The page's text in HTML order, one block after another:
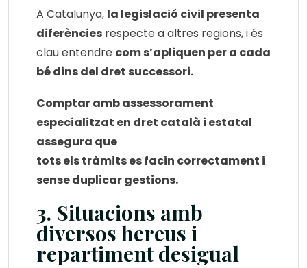
A Catalunya, la legislació civil presenta
diferències respecte a altres regions, i és
clau entendre com s’apliquen per a cada
bé dins del dret successori.
Comptar amb assessorament
especialitzat en dret català i estatal
assegura que
tots els tràmits es facin correctament i
sense duplicar gestions.
3. Situacions amb
diversos hereus i
repartiment desigual